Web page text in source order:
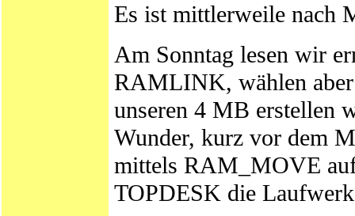
Es ist mittlerweile nach
Am Sonntag lesen wir
RAMLINK, wählen
unseren 4 MB erstellen
Wunder, kurz vor dem
mittels RAM_MOVE
TOPDESK die